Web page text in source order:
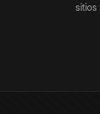
sitios